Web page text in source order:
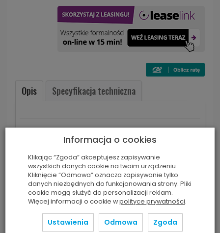
Opis Specyfikacja techniczna
mTalent Ortografia
Seria programów multimedialnych kształcących
świadomość ortograficzną i poprawną pisownię
Do wykorzystania na zajęciach
dydaktycznych, dydaktyczno-
wyrównawczych, zajęciach terapii
pedagogicznej i innych mających na celu
wspomaganie nauki poprawnej pisowni i
zasad ortograficznych
Informacja o cookies
Klikając “Zgoda” akceptujesz zapisywanie
wszystkich danych cookie na twoim urządzeniu.
Kliknięcie “Odmowa” oznacza zapisywanie tylko
danych niezbędnych do funkcjonowania strony. Pliki
cookie mogą służyć do personalizacji reklam.
Więcej informacji o cookie wpolityce prywatności.
Ustawienia Odmowa Zgoda